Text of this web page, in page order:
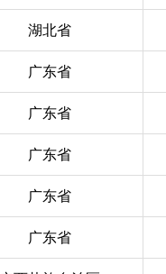
湖北省
广东省
广东省
广东省
广东省
广东省